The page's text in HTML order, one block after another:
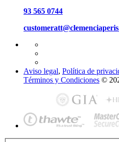
93 565 0744
Aviso legal, Política de
Términos y Condiciones ©